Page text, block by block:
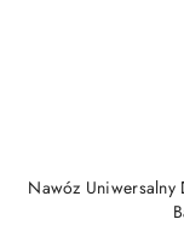
Nawóz Uniwersalny